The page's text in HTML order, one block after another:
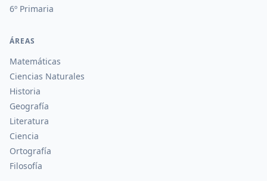
6º Primaria
ÁREAS
Matemáticas
Ciencias Naturales
Historia
Geografía
Literatura
Ciencia
Ortografía
Filosofía